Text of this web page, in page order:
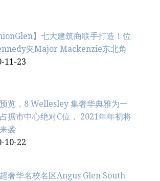
】七大建筑商联手打造！位
夹Major Mackenzie东北角
11-23
览，8 Wellesley 集奢华典雅为一
据市中心绝对C位， 2021年年初将
袭
10-22
奢华名校名区Angus Glen South